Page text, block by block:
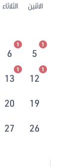
الاثنين الثلاثاء
5
1
6
1
12
1
13
1
19
20
26
27